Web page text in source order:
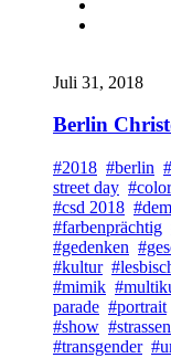
Juli 31, 2018
Berlin
#2018 #berlin
street day
#csd 2018
#farbenprächtig
#gedenken
#kultur
#mimik
parade #portrait
#show
#transgender